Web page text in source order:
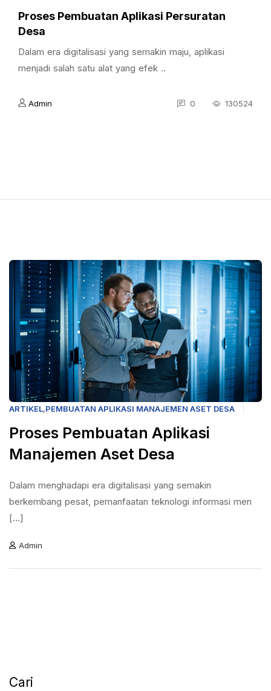
Proses Pembuatan Aplikasi Persuratan
Desa
Dalam era digitalisasi yang semakin maju, aplikasi
menjadi salah satu alat yang efek ..
Admin 0 130524
ARTIKEL,PEMBUATAN APLIKASI MANAJEMEN ASET DESA
Proses Pembuatan Aplikasi
Manajemen Aset Desa
Dalam menghadapi era digitalisasi yang semakin
berkembang pesat, pemanfaatan teknologi informasi men
[...]
Admin
Cari